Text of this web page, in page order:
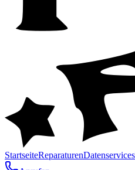
StartseiteReparaturenDatenservices